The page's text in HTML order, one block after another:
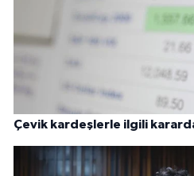
Çevik kardeşlerle ilgili